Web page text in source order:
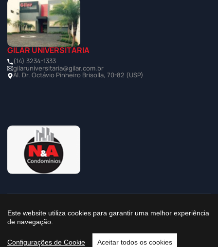
GILAR UNIVERSITÁRIA
(14) 3234-1333
gilaruniversitaria@gilar.com.br
Al. Dr. Octávio Pinheiro Brisolla, 70-82 (USP)
©2025 Todos os Direitos Reservados à Imobiliária Gilar
Este website utiliza cookies para garantir uma melhor experiência
de navegação.
Configurações de Cookie Aceitar todos os cookies